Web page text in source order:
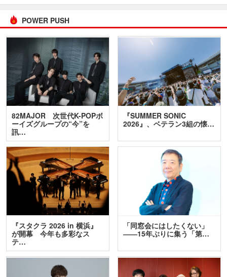
POWER PUSH
82MAJOR 次世代K-POPボ
ーイズグループの“今”を
訊…
『SUMMER SONIC
2026』、ベテラン3組の懐…
『スタクラ 2026 in 横浜』
が開幕 今年も多彩なス
テ…
「同窓会にはしたくない」
――15年ぶりに集う「第…